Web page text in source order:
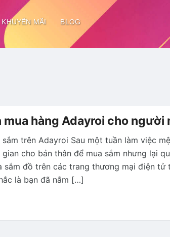
KHUYẾN MÃI BLOG
mua hàng Adayroi cho người
sắm trên Adayroi Sau một tuần làm việc
cho bản thân để mua sắm nhưng lại
sắm đồ trên các trang thương mại điện tử
là bạn đã nắm […]